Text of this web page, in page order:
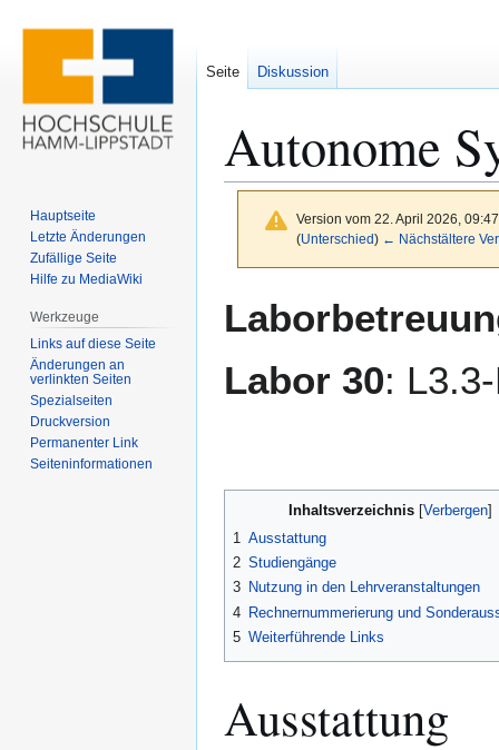
Autonome
Version vom 22. April 2026,
(Unterschied) ← Nächstältere
Navigation
Suche
Labor 30:
Inhaltsverzeichnis
1 Ausstattung
2 Studiengänge
3 Nutzung in den Lehrveranstaltungen
4 Rechnernummerierung und
5 Weiterführende Links
Ausstattung
Seite Diskussion
Hauptseite
Letzte Änderungen
Zufällige Seite
Hilfe zu MediaWiki
Werkzeuge
Links auf diese Seite
Änderungen an
verlinkten Seiten
Spezialseiten
Druckversion
Permanenter Link
Seiten­­informationen